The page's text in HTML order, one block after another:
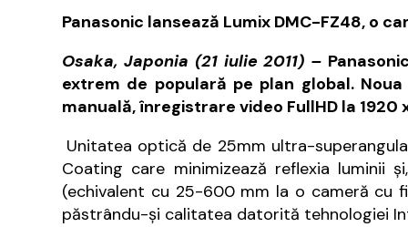
Panasonic lansează Lumix DMC-FZ48, o
Osaka, Japonia (21 iulie 2011) –
extrem de populară pe plan global.
manuală, înregistrare video FullHD la
Unitatea optică de 25mm ultra-
Coating care minimizează reflexia
(echivalent cu 25-600 mm la o cameră cu
păstrându-şi calitatea datorită tehnologiei